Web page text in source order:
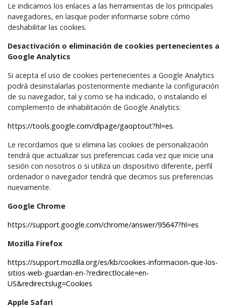
Le indicamos los enlaces a las herramientas de los principales
navegadores, en lasque poder informarse sobre cómo
deshabilitar las cookies.
Desactivación o eliminación de cookies pertenecientes a
Google Analytics
Si acepta el uso de cookies pertenecientes a Google Analytics
podrá desinstalarlas posteriormente mediante la configuración
de su navegador, tal y como se ha indicado, o instalando el
complemento de inhabilitación de Google Analytics:
https://tools.google.com/dlpage/gaoptout?hl=es.
Le recordamos que si elimina las cookies de personalización
tendrá que actualizar sus preferencias cada vez que inicie una
sesión con nosotros o si utiliza un dispositivo diferente, perfil
ordenador o navegador tendrá que decirnos sus preferencias
nuevamente.
Google Chrome
https://support.google.com/chrome/answer/95647?hl=es
Mozilla Firefox
https://support.mozilla.org/es/kb/cookies-informacion-que-los-
sitios-web-guardan-en-?redirectlocale=en-
US&redirectslug=Cookies
Apple Safari